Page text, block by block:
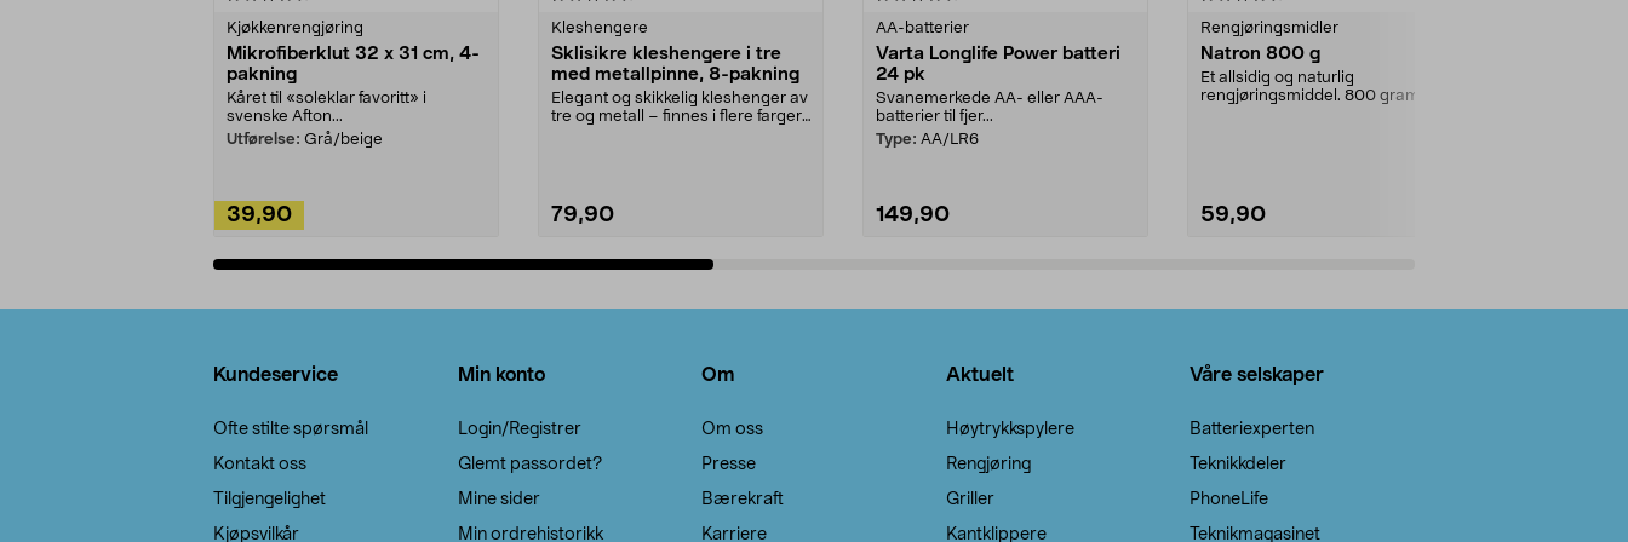
Kjøkkenrengjøring
Mikrofiberklut 32 x 31 cm, 4-
pakning
Kåret til «soleklar favoritt» i
svenske Afton...
Utførelse: Grå/beige
39,90
Kleshengere
Sklisikre kleshengere i tre
med metallpinne, 8-pakning
Elegant og skikkelig kleshenger av
tre og metall – finnes i flere farger.
79,90
AA-batterier
Varta Longlife Power batteri
24 pk
Svanemerkede AA- eller AAA-
batterier til fjer...
Type: AA/LR6
149,90
Rengjøringsmidler
Natron 800 g
Et allsidig og naturlig
rengjøringsmiddel. 800 gram
59,90
Kundeservice
Ofte stilte spørsmål
Kontakt oss
Tilgjengelighet
Kjøpsvilkår
Min konto
Login/Registrer
Glemt passordet?
Mine sider
Min ordrehistorikk
Om
Om oss
Presse
Bærekraft
Karriere
Aktuelt
Høytrykkspylere
Rengjøring
Griller
Kantklippere
Våre selskaper
Batteriexperten
Teknikkdeler
PhoneLife
Teknikmagasinet